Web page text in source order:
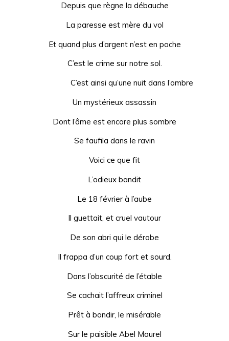
Depuis que règne la débauche
La paresse est mère du vol
Et quand plus d’argent n’est en poche
C’est le crime sur notre sol.
C’est ainsi qu’une nuit dans l’ombre
Un mystérieux assassin
Dont l’âme est encore plus sombre
Se faufila dans le ravin
Voici ce que fit
L’odieux bandit
Le 18 février à l’aube
Il guettait, et cruel vautour
De son abri qui le dérobe
Il frappa d’un coup fort et sourd.
Dans l’obscurité de l’étable
Se cachait l’affreux criminel
Prêt à bondir, le misérable
Sur le paisible Abel Maurel